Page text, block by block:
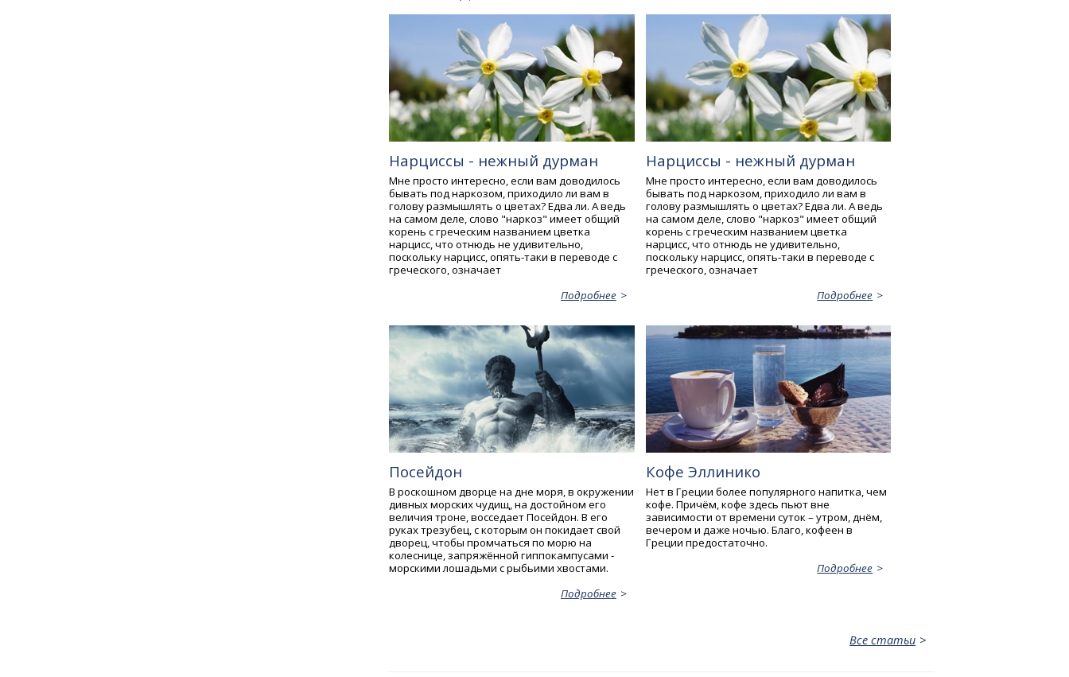
Нарциссы - нежный дурман
Мне просто интересно, если вам доводилось
бывать под наркозом, приходило ли вам в
голову размышлять о цветах? Едва ли. А ведь
на самом деле, слово "наркоз" имеет общий
корень с греческим названием цветка
нарцисс, что отнюдь не удивительно,
поскольку нарцисс, опять-таки в переводе с
греческого, означает
Подробнее
Нарциссы - нежный дурман
Мне просто интересно, если вам доводилось
бывать под наркозом, приходило ли вам в
голову размышлять о цветах? Едва ли. А ведь
на самом деле, слово "наркоз" имеет общий
корень с греческим названием цветка
нарцисс, что отнюдь не удивительно,
поскольку нарцисс, опять-таки в переводе с
греческого, означает
Подробнее
Посейдон
В роскошном дворце на дне моря, в окружении
дивных морских чудищ, на достойном его
величия троне, восседает Посейдон. В его
руках трезубец, с которым он покидает свой
дворец, чтобы промчаться по морю на
колеснице, запряжённой гиппокампусами -
морскими лошадьми с рыбьими хвостами.
Подробнее
Кофе Эллинико
Нет в Греции более популярного напитка, чем
кофе. Причём, кофе здесь пьют вне
зависимости от времени суток – утром, днём,
вечером и даже ночью. Благо, кофеен в
Греции предостаточно.
Подробнее
Все статьи